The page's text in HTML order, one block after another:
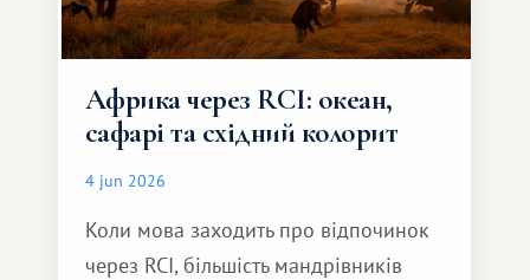
Африка через RCI: океан,
сафарі та східний колорит
4 jun 2026
Коли мова заходить про відпочинок
через RCI, більшість мандрівників